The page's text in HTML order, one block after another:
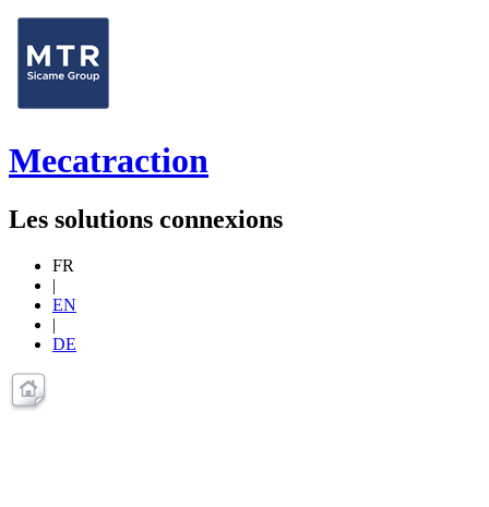
Mecatraction
Les solutions connexions
FR
|
EN
|
DE